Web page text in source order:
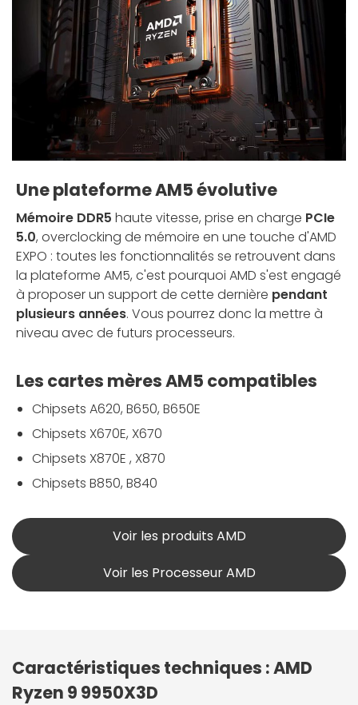
Une plateforme AM5 évolutive
Mémoire DDR5 haute vitesse, prise en charge PCIe
5.0, overclocking de mémoire en une touche d'AMD
EXPO : toutes les fonctionnalités se retrouvent dans
la plateforme AM5, c'est pourquoi AMD s'est engagé
à proposer un support de cette dernière pendant
plusieurs années. Vous pourrez donc la mettre à
niveau avec de futurs processeurs.
Les cartes mères AM5 compatibles
Chipsets A620, B650, B650E
Chipsets X670E, X670
Chipsets X870E , X870
Chipsets B850, B840
Voir les produits AMD
Voir les Processeur AMD
Caractéristiques techniques : AMD
Ryzen 9 9950X3D